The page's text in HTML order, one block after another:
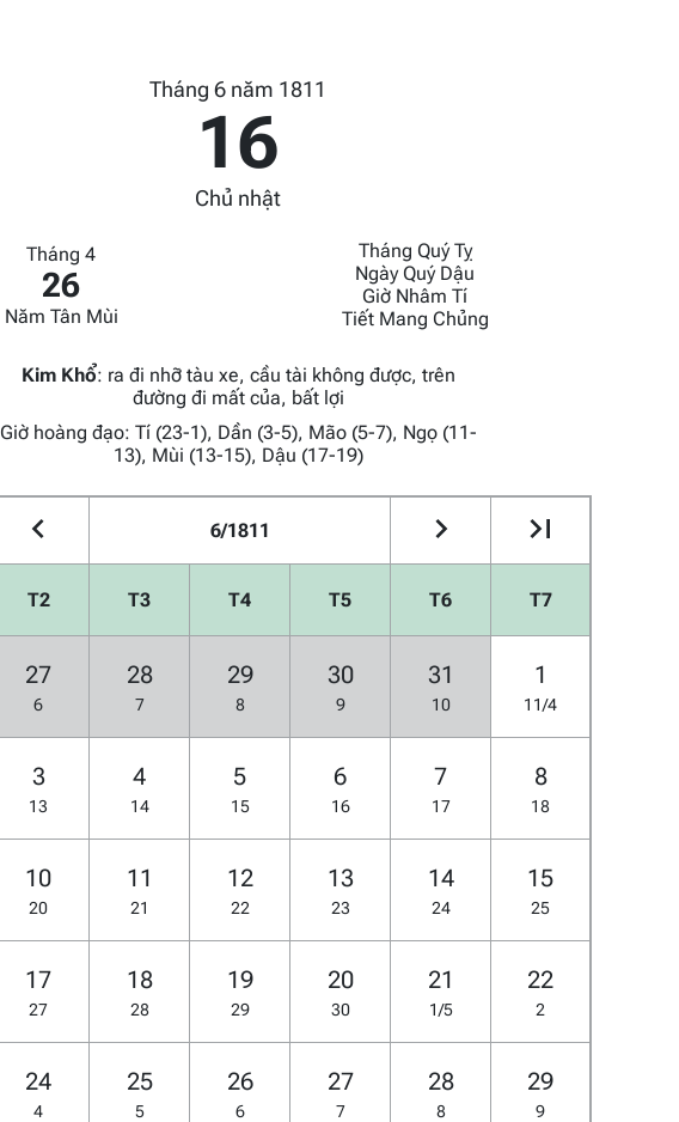
Tháng 6 năm 1811
16
Chủ nhật
Tháng 4
26
Năm Tân Mùi
Tháng Quý Tỵ
Ngày Quý Dậu
Giờ Nhâm Tí
Tiết Mang Chủng
Kim Khổ: ra đi nhỡ tàu xe, cầu tài không được, trên
đường đi mất của, bất lợi
Giờ hoàng đạo: Tí (23-1), Dần (3-5), Mão (5-7), Ngọ (11-
13), Mùi (13-15), Dậu (17-19)
6/1811
T2 T3 T4 T5 T6 T7
27
6
28
7
29
8
30
9
31
10
1
11/4
3
13
4
14
5
15
6
16
7
17
8
18
10
20
11
21
12
22
13
23
14
24
15
25
17
27
18
28
19
29
20
30
21
1/5
22
2
24
4
25
5
26
6
27
7
28
8
29
9